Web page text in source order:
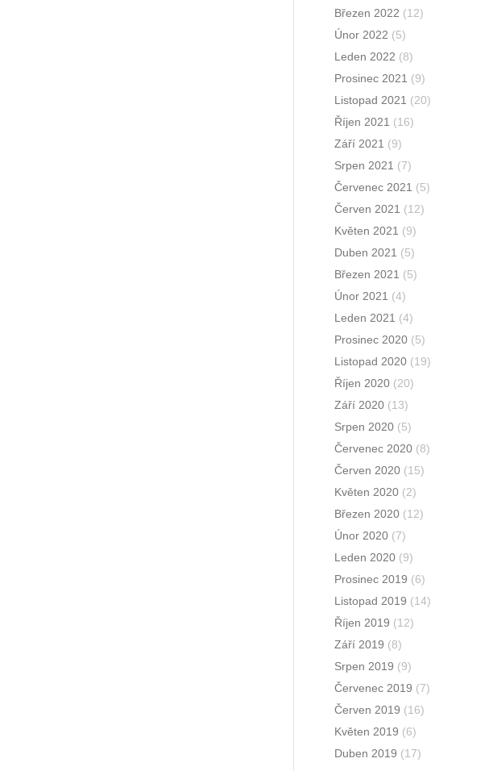
Březen 2022 (12)
Únor 2022 (5)
Leden 2022 (8)
Prosinec 2021 (9)
Listopad 2021 (20)
Říjen 2021 (16)
Září 2021 (9)
Srpen 2021 (7)
Červenec 2021 (5)
Červen 2021 (12)
Květen 2021 (9)
Duben 2021 (5)
Březen 2021 (5)
Únor 2021 (4)
Leden 2021 (4)
Prosinec 2020 (5)
Listopad 2020 (19)
Říjen 2020 (20)
Září 2020 (13)
Srpen 2020 (5)
Červenec 2020 (8)
Červen 2020 (15)
Květen 2020 (2)
Březen 2020 (12)
Únor 2020 (7)
Leden 2020 (9)
Prosinec 2019 (6)
Listopad 2019 (14)
Říjen 2019 (12)
Září 2019 (8)
Srpen 2019 (9)
Červenec 2019 (7)
Červen 2019 (16)
Květen 2019 (6)
Duben 2019 (17)